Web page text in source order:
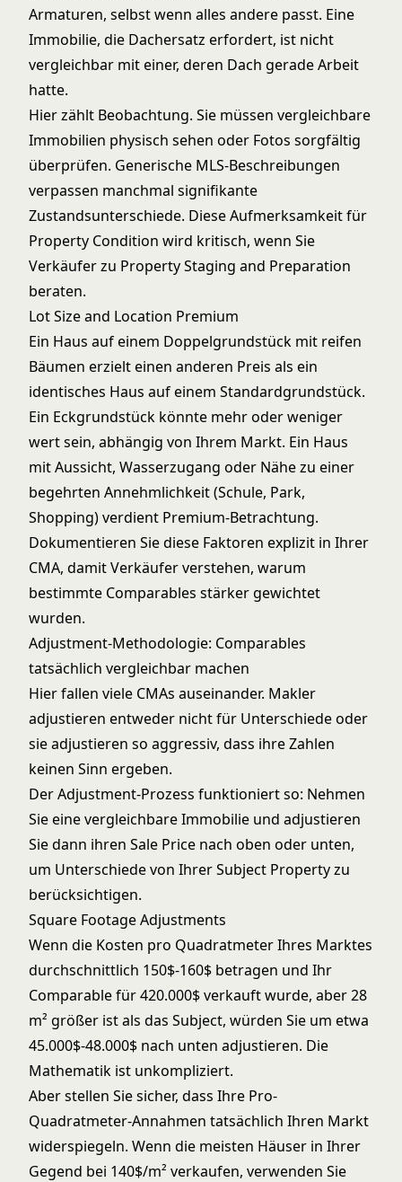
Armaturen, selbst wenn alles andere passt. Eine
Immobilie, die Dachersatz erfordert, ist nicht
vergleichbar mit einer, deren Dach gerade Arbeit
hatte.
Hier zählt Beobachtung. Sie müssen vergleichbare
Immobilien physisch sehen oder Fotos sorgfältig
überprüfen. Generische MLS-Beschreibungen
verpassen manchmal signifikante
Zustandsunterschiede. Diese Aufmerksamkeit für
Property Condition wird kritisch, wenn Sie
Verkäufer zu Property Staging and Preparation
beraten.
Lot Size and Location Premium
Ein Haus auf einem Doppelgrundstück mit reifen
Bäumen erzielt einen anderen Preis als ein
identisches Haus auf einem Standardgrundstück.
Ein Eckgrundstück könnte mehr oder weniger
wert sein, abhängig von Ihrem Markt. Ein Haus
mit Aussicht, Wasserzugang oder Nähe zu einer
begehrten Annehmlichkeit (Schule, Park,
Shopping) verdient Premium-Betrachtung.
Dokumentieren Sie diese Faktoren explizit in Ihrer
CMA, damit Verkäufer verstehen, warum
bestimmte Comparables stärker gewichtet
wurden.
Adjustment-Methodologie: Comparables
tatsächlich vergleichbar machen
Hier fallen viele CMAs auseinander. Makler
adjustieren entweder nicht für Unterschiede oder
sie adjustieren so aggressiv, dass ihre Zahlen
keinen Sinn ergeben.
Der Adjustment-Prozess funktioniert so: Nehmen
Sie eine vergleichbare Immobilie und adjustieren
Sie dann ihren Sale Price nach oben oder unten,
um Unterschiede von Ihrer Subject Property zu
berücksichtigen.
Square Footage Adjustments
Wenn die Kosten pro Quadratmeter Ihres Marktes
durchschnittlich 150$-160$ betragen und Ihr
Comparable für 420.000$ verkauft wurde, aber 28
m² größer ist als das Subject, würden Sie um etwa
45.000$-48.000$ nach unten adjustieren. Die
Mathematik ist unkompliziert.
Aber stellen Sie sicher, dass Ihre Pro-
Quadratmeter-Annahmen tatsächlich Ihren Markt
widerspiegeln. Wenn die meisten Häuser in Ihrer
Gegend bei 140$/m² verkaufen, verwenden Sie